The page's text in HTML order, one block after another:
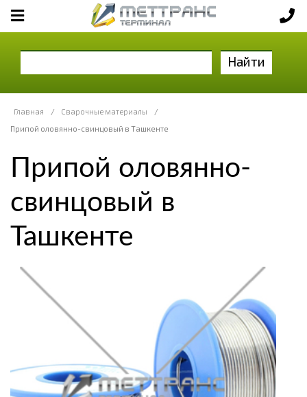
Найти
Главная / Сварочные материалы
/
Припой оловянно-свинцовый в Ташкенте
Припой оловянно-
свинцовый в
Ташкенте